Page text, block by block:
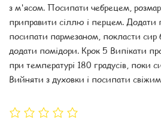
з м'ясом. Посипати чебрецем,
приправити сіллю і перцем. Додати
посипати пармезаном, покласти сир
додати помідори. Крок 5 Випікати
при температурі 180 градусів, поки
Вийняти з духовки і посипати